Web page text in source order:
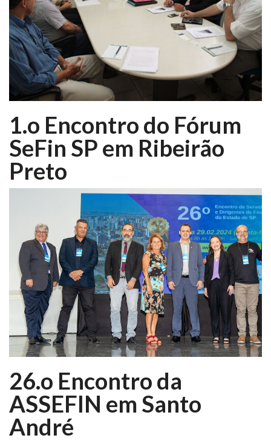
1.o Encontro do Fórum
SeFin SP em Ribeirão
Preto
26.o Encontro da
ASSEFIN em Santo
André